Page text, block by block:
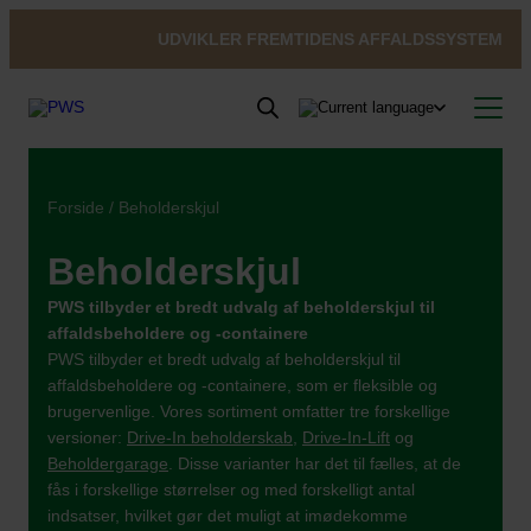
UDVIKLER FREMTIDENS AFFALDSSYSTEM
Se alle produkter →
Affaldsbeholdere
Nedgravede
Beholderskjul
Papirkurve
Overjordiske
Farligt affald
Vask & service
Inspiration & Referencer
Bioaffald Bio Select
Duo Select
Quattro Select
Underjordisk affaldssystem
Beholderskjul
Overjordiske beholder
Offentlige steder
Arkitekter
Om PWS
PWS støtter Team Rynkeby
Uopfordret ansøgning
Udvikling
Certificeringer, kvalitet og ergonomi
Beholderservice
Cirkulær økonomi
Service og reparation
Vask af affaldsbeholdere
Bæredygtighed
Cirkulær økonomi
Fra affald til ressourcer
Genbrug skraldespanden
Pure Colour
Bæredygtighedsrapport
Kontakt
Min Profil
Forside / Beholderskjul
Beholderskjul
PWS tilbyder et bredt udvalg af beholderskjul til
affaldsbeholdere og -containere
PWS tilbyder et bredt udvalg af beholderskjul til
affaldsbeholdere og -containere, som er fleksible og
brugervenlige. Vores sortiment omfatter tre forskellige
versioner: Drive-In beholderskab Drive-In-Lift og
Beholdergarage . Disse varianter har det til fælles, at de
fås i forskellige størrelser og med forskelligt antal
indsatser, hvilket gør det muligt at imødekomme